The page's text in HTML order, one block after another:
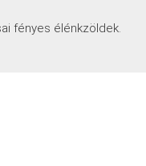
fényes élénkzöldek.